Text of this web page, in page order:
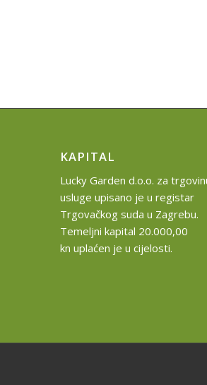
KAPITAL
Lucky Garden d.o.o. za
usluge upisano je u registar
Trgovačkog suda u Zagrebu.
Temeljni kapital 20.000,00
kn uplaćen je u cijelosti.